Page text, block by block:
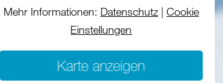
Mehr Informationen: Datenschutz| Cookie
Einstellungen
Karte anzeigen